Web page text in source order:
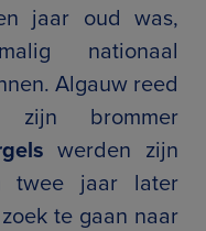
jaar oud was,
nationaal
Algauw reed
brommer
werden zijn
twee jaar later
te gaan naar